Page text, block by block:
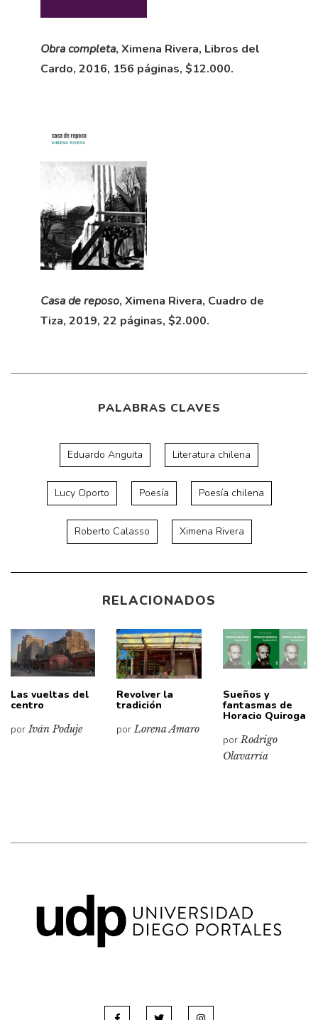
Obra completa, Ximena Rivera, Libros del
Cardo, 2016, 156 páginas, $12.000.
Casa de reposo, Ximena Rivera, Cuadro de
Tiza, 2019, 22 páginas, $2.000.
PALABRAS CLAVES
Eduardo Anguita Literatura chilena
Lucy Oporto Poesía Poesía chilena
Roberto Calasso Ximena Rivera
RELACIONADOS
Las vueltas del
centro
porIván Poduje
Revolver la
tradición
porLorena Amaro
Sueños y
fantasmas de
Horacio Quiroga
porRodrigo
Olavarría